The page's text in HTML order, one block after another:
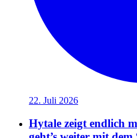
22. Juli 2026
Hytale zeigt endlich